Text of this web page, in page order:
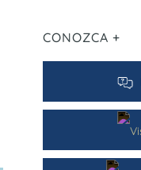
CONOZCA +